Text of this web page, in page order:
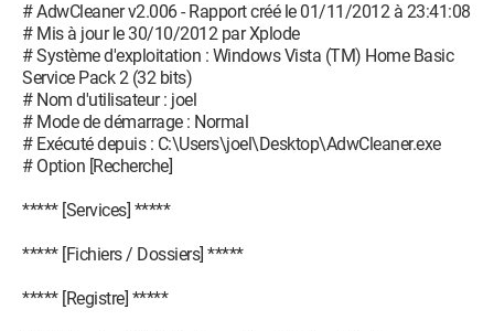
# AdwCleaner v2.006 - Rapport créé le 01/11/2012 à 23:41:08
# Mis à jour le 30/10/2012 par Xplode
# Système d'exploitation : Windows Vista (TM) Home Basic
Service Pack 2 (32 bits)
# Nom d'utilisateur : joel
# Mode de démarrage : Normal
# Exécuté depuis : C:\Users\joel\Desktop\AdwCleaner.exe
# Option [Recherche]
***** [Services] *****
***** [Fichiers / Dossiers] *****
***** [Registre] *****